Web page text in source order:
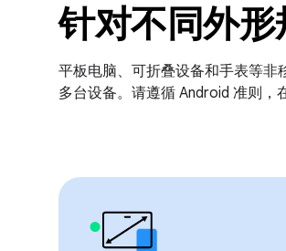
针对不同外
平板电脑、可折叠设备和手表等非
多台设备。请遵循 Android 准则，